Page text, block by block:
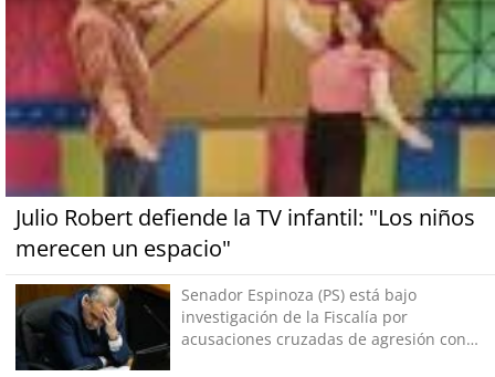
Julio Robert defiende la TV infantil: "Los niños
merecen un espacio"
Senador Espinoza (PS) está bajo
investigación de la Fiscalía por
acusaciones cruzadas de agresión con